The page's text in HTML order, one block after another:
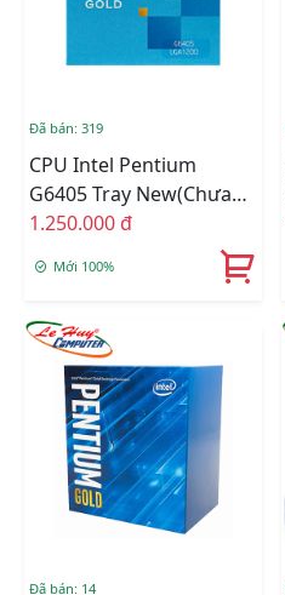
Đã bán: 319
CPU Intel Pentium
G6405 Tray New(Chưa
Fan)
1.250.000 đ
Mới 100%
Đã bán: 14